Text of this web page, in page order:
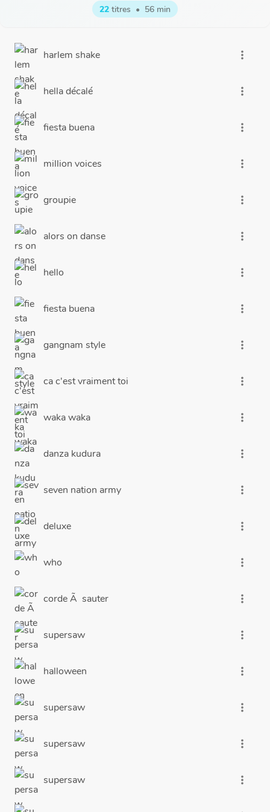
22 titres • 56 min
harlem shake more_vert
hella décalé more_vert
fiesta buena more_vert
million voices more_vert
groupie more_vert
alors on danse more_vert
hello more_vert
fiesta buena more_vert
gangnam style more_vert
ca c'est vraiment toi more_vert
waka waka more_vert
danza kudura more_vert
seven nation army more_vert
deluxe more_vert
who more_vert
corde Ã sauter more_vert
supersaw more_vert
halloween more_vert
supersaw more_vert
supersaw more_vert
supersaw more_vert